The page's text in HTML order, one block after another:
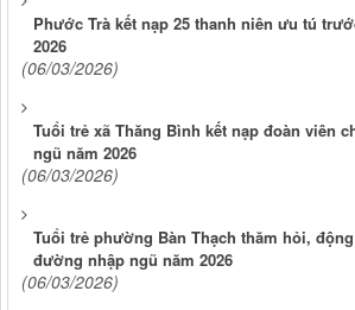
Phước Trà kết nạp 25 thanh niên ưu tú
2026
(06/03/2026)
Tuổi trẻ xã Thăng Bình kết nạp đoàn viên
ngũ năm 2026
(06/03/2026)
Tuổi trẻ phường Bàn Thạch thăm hỏi,
đường nhập ngũ năm 2026
(06/03/2026)